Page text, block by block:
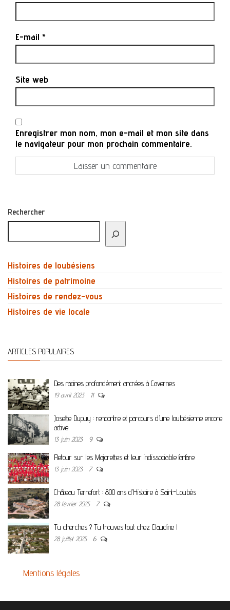
E-mail *
Site web
Enregistrer mon nom, mon e-mail et mon site dans
le navigateur pour mon prochain commentaire.
Rechercher
Histoires de loubésiens
Histoires de patrimoine
Histoires de rendez-vous
Histoires de vie locale
ARTICLES POPULAIRES
Des racines profondément ancrées à Cavernes
19 avril 2023 11
Josette Dupuy : rencontre et parcours d’une loubésienne encore
active
13 juin 2023 9
Retour sur les Majorettes et leur indissociable fanfare
13 juin 2023 7
Château Terrefort : 800 ans d’Histoire à Saint-Loubès
28 février 2025 7
Tu cherches ? Tu trouves tout chez Claudine !
28 juillet 2025 6
Mentions légales